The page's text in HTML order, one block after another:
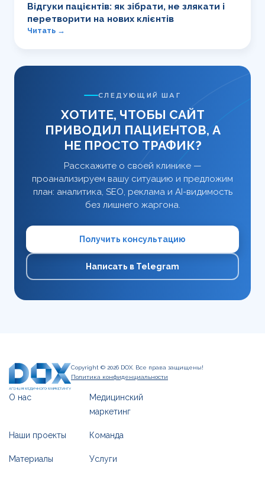
Відгуки пацієнтів: як зібрати, не злякати і
перетворити на нових клієнтів
Читать →
СЛЕДУЮЩИЙ ШАГ
ХОТИТЕ, ЧТОБЫ САЙТ
ПРИВОДИЛ ПАЦИЕНТОВ, А
НЕ ПРОСТО ТРАФИК?
Расскажите о своей клинике —
проанализируем вашу ситуацию и предложим
план: аналитика, SEO, реклама и AI-видимость
без лишнего жаргона.
Получить консультацию
Написать в Telegram
Copyright © 2026 DOX. Все права защищены!
Политика конфиденциальности
О нас
Медицинский
маркетинг
Наши проекты Команда
Материалы Услуги